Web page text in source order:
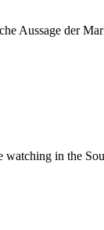
Aussage der
watching in the